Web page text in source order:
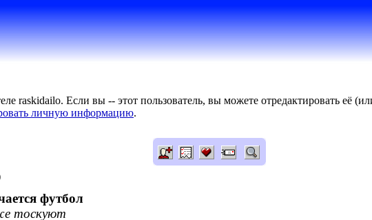
raskidailo. Если вы -- этот пользователь, вы можете отредактировать её
личную информацию.
футбoл
тoскуют